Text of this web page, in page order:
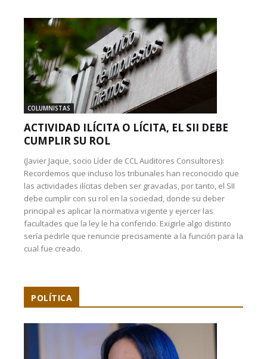
COLUMNISTAS
ACTIVIDAD ILÍCITA O LÍCITA, EL SII DEBE
CUMPLIR SU ROL
(Javier Jaque, socio Líder de CCL Auditores Consultores):
Recordemos que incluso los tribunales han reconocido que
las actividades ilícitas deben ser gravadas, por tanto, el SII
debe cumplir con su rol en la sociedad, donde su deber
principal es aplicar la normativa vigente y ejercer las
facultades que la ley le ha conferido. Exigirle algo distinto
sería pedirle que renuncie precisamente a la función para la
cual fue creado.
POLÍTICA